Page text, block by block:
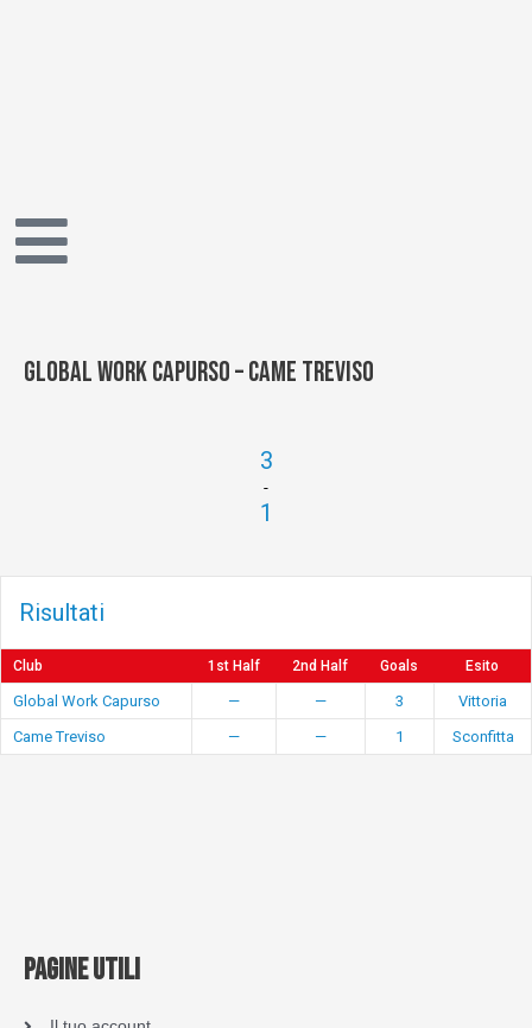
Global Work Capurso – Came Treviso
3
-
1
Risultati
Club 1st Half 2nd Half Goals Esito
Global Work Capurso — — 3
Vittoria
Came Treviso
— — 1 Sconfitta
PAGINE UTILI